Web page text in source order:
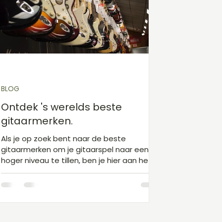
D Gitaarakkoorden E
niveau 1 Kerst
Ontdek 's werelds beste
gitaarmerken.
Als je op zoek bent naar de beste
gitaarmerken om je gitaarspel naar een
hoger niveau te tillen, ben je hier aan het
juiste adres. Deze...
BLOG